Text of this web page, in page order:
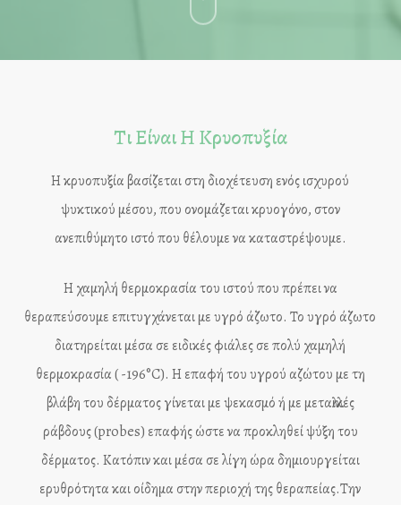
Τι Είναι Η Κρυοπυξία
Η κρυοπυξία βασίζεται στη διοχέτευση ενός ισχυρού
ψυκτικού μέσου, που ονομάζεται κρυογόνο, στον
ανεπιθύμητο ιστό που θέλουμε να καταστρέψουμε.
Η χαμηλή θερμοκρασία του ιστού που πρέπει να
θεραπεύσουμε επιτυγχάνεται με υγρό άζωτο. Το υγρό άζωτο
διατηρείται μέσα σε ειδικές φιάλες σε πολύ χαμηλή
θερμοκρασία ( -196°C). Η επαφή του υγρού αζώτου με τη
βλάβη του δέρματος γίνεται με ψεκασμό ή με μεταλλικές
ράβδους (probes) επαφής ώστε να προκληθεί ψύξη του
δέρματος. Κατόπιν και μέσα σε λίγη ώρα δημιουργείται
ερυθρότητα και οίδημα στην περιοχή της θεραπείας.Την